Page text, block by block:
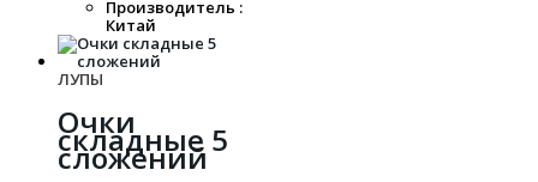
Производитель :
Китай
ЛУПЫ
Очки
складные 5
сложений